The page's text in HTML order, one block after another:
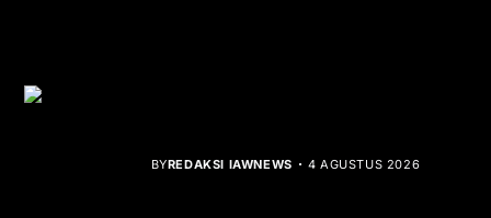
BYREDAKSI IAWNEWS 4 AGUSTUS 2026